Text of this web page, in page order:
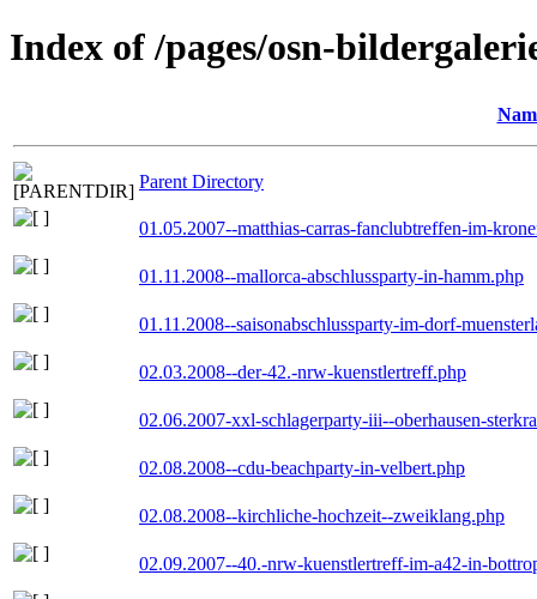
Index of /pages/osn-
Parent Directory
01.05.2007--matthias-carras-fanclubtreffen-im-
01.11.2008--mallorca-abschlussparty-in-hamm.php
01.11.2008--saisonabschlussparty-im-dorf-
02.03.2008--der-42.-nrw-kuenstlertreff.php
02.06.2007-xxl-schlagerparty-iii--oberhausen-
02.08.2008--cdu-beachparty-in-velbert.php
02.08.2008--kirchliche-hochzeit--zweiklang.php
02.09.2007--40.-nrw-kuenstlertreff-im-a42-in-